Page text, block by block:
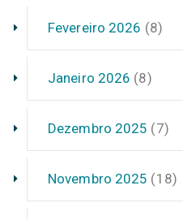
Fevereiro 2026 (8)
Janeiro 2026 (8)
Dezembro 2025 (7)
Novembro 2025 (18)